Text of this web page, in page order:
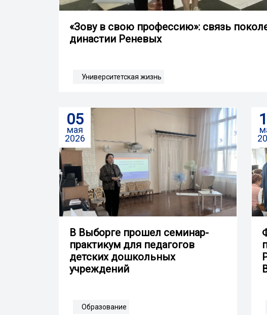
«Зову в свою профессию»: связь
династии Реневых
Университетская жизнь
05
мая
2026
В Выборге прошел семинар-
практикум для педагогов
детских дошкольных
учреждений
Образование